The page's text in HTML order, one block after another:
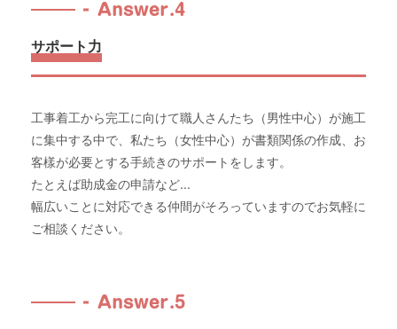
Answer.4
サポート力
工事着工から完工に向けて職人さんたち（男性中心）が施工
に集中する中で、私たち（女性中心）が書類関係の作成、お
客樣が必要とする手続きのサポートをします。
たとえば助成金の申請など...
幅広いことに対応できる仲間がそろっていますのでお気軽に
ご相談ください。
Answer.5